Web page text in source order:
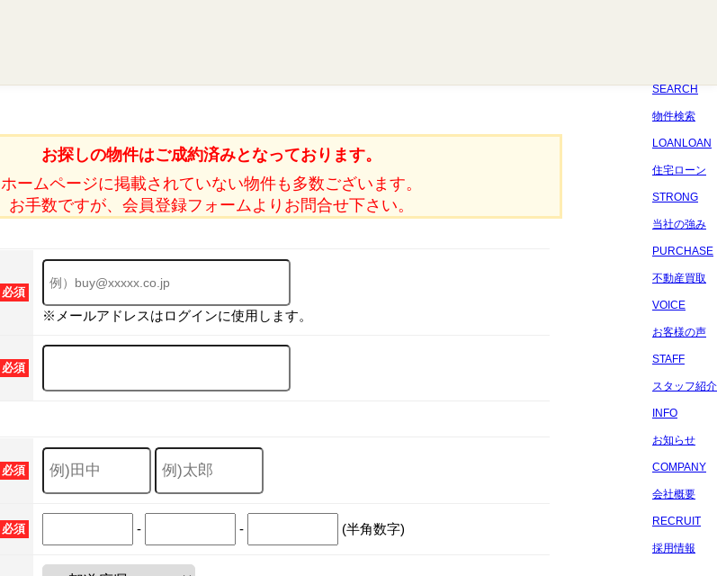
SEARCH
物件検索
LOANLOAN
住宅ローン
STRONG
当社の強み
PURCHASE
不動産買取
VOICE
お客様の声
STAFF
スタッフ紹介
INFO
お知らせ
COMPANY
会社概要
RECRUIT
採用情報
お探しの物件はご成約済みとなっております。
ホームページに掲載されていない物件も多数ございます。
お手数ですが、会員登録フォームよりお問合せ下さい。
必須
※メールアドレスはログインに使用します。
必須
必須
必須 - - (半角数字)